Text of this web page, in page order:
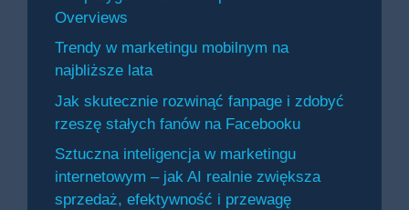
Overviews
Trendy w marketingu mobilnym na
najbliższe lata
Jak skutecznie rozwinąć fanpage i zdobyć
rzeszę stałych fanów na Facebooku
Sztuczna inteligencja w marketingu
internetowym – jak AI realnie zwiększa
sprzedaż, efektywność i przewagę